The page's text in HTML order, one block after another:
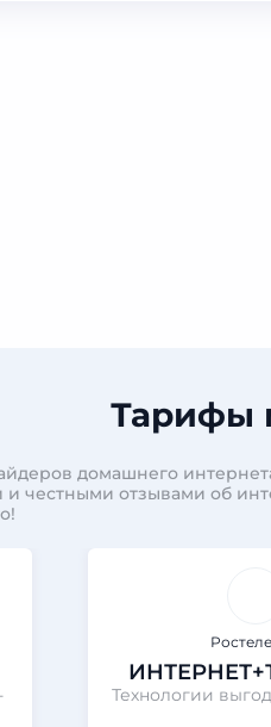
Тарифы
домашнего
честными отзывами об
Технологии